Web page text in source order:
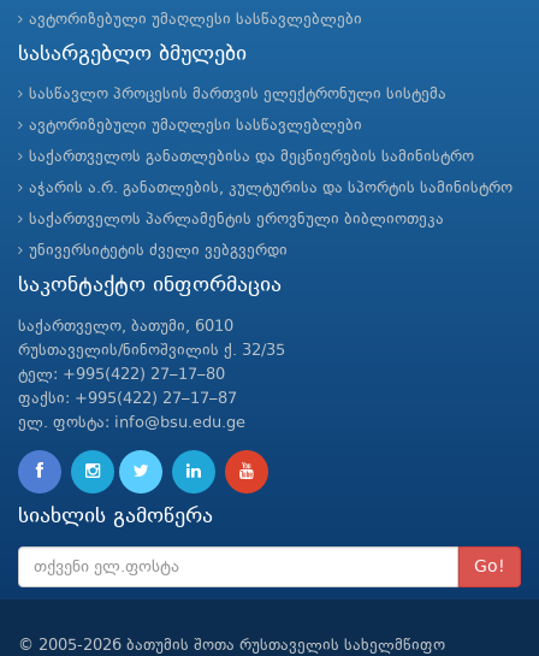
ავტორიზებული უმაღლესი სასწავლებლები
სასარგებლო ბმულები
სასწავლო პროცესის მართვის ელექტრონული სისტემა
ავტორიზებული უმაღლესი სასწავლებლები
საქართველოს განათლებისა და მეცნიერების სამინისტრო
აჭარის ა.რ. განათლების, კულტურისა და სპორტის სამინისტრო
საქართველოს პარლამენტის ეროვნული ბიბლიოთეკა
უნივერსიტეტის ძველი ვებგვერდი
საკონტაქტო ინფორმაცია
საქართველო, ბათუმი, 6010
რუსთაველის/ნინოშვილის ქ. 32/35
ტელ: +995(422) 27–17–80
ფაქსი: +995(422) 27–17–87
ელ. ფოსტა: info@bsu.edu.ge
სიახლის გამოწერა
Go!
© 2005-2026 ბათუმის შოთა რუსთაველის სახელმწიფო